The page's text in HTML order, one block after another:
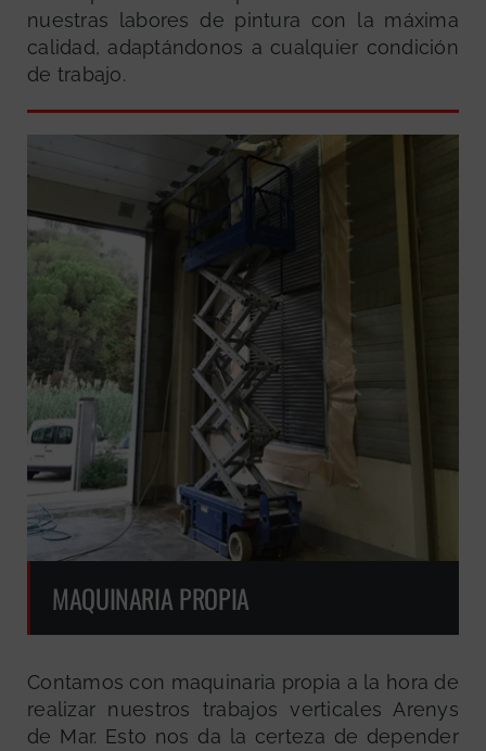
nuestras labores de pintura con la máxima
calidad, adaptándonos a cualquier condición
de trabajo.
MAQUINARIA PROPIA
Contamos con maquinaria propia a la hora de
realizar nuestros trabajos verticales Arenys
de Mar. Esto nos da la certeza de depender